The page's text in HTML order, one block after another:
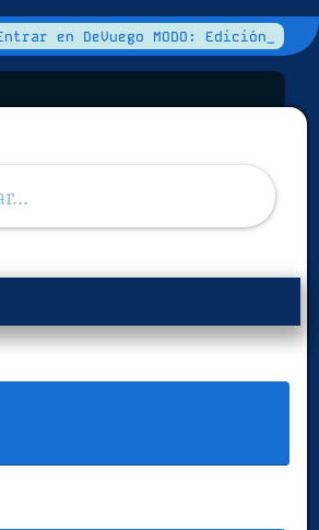
en DeVuego MODO: Edición_